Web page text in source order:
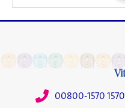
00800-1570 1570